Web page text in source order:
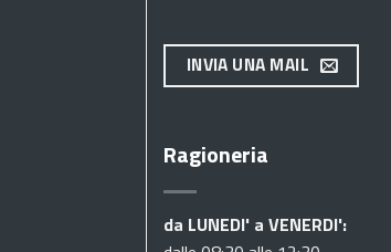
INVIA UNA MAIL
Ragioneria
da LUNEDI' a VENERDI':